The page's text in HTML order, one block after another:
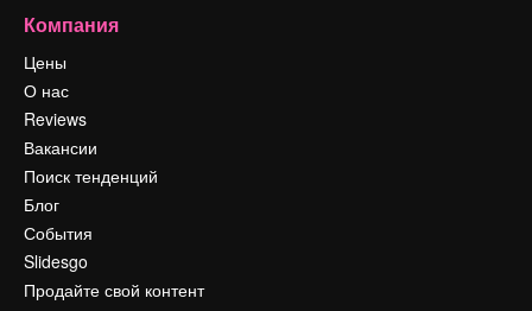
Компания
Цены
О нас
Reviews
Вакансии
Поиск тенденций
Блог
События
Slidesgo
Продайте свой контент